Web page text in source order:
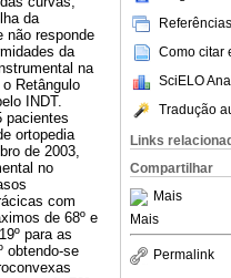
Como citar
SciELO
Tradução
Links
Compartilhar
Mais
Mais
Permalink
da
não responde
da
na
Retângulo
INDT.
pacientes
ortopedia
de 2003,
no
com
de 68º e
para as
obtendo-se